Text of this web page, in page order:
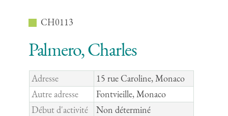
CH0113
Palmero, Charles
Adresse
15 rue Caroline, Monaco
Autre adresse
Fontvieille, Monaco
Début d'activité
Non déterminé